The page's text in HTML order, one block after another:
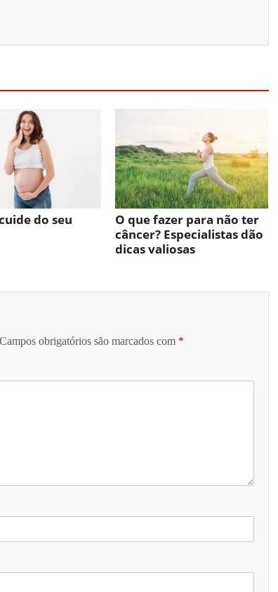
do seu
O que fazer para não ter
câncer? Especialistas dão
dicas valiosas
Campos obrigatórios são marcados com *